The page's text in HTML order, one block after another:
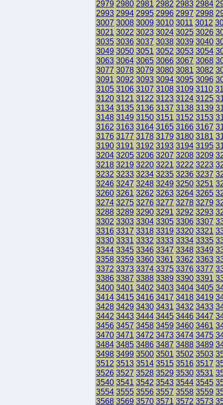
2979 2980 2981 2982 2983 2984
2993 2994 2995 2996 2997 2998
3007 3008 3009 3010 3011 3012
3021 3022 3023 3024 3025 3026
3035 3036 3037 3038 3039 3040
3049 3050 3051 3052 3053 3054
3063 3064 3065 3066 3067 3068
3077 3078 3079 3080 3081 3082
3091 3092 3093 3094 3095 3096
3105 3106 3107 3108 3109 3110
3120 3121 3122 3123 3124 3125
3134 3135 3136 3137 3138 3139
3148 3149 3150 3151 3152 3153
3162 3163 3164 3165 3166 3167
3176 3177 3178 3179 3180 3181
3190 3191 3192 3193 3194 3195
3204 3205 3206 3207 3208 3209
3218 3219 3220 3221 3222 3223
3232 3233 3234 3235 3236 3237
3246 3247 3248 3249 3250 3251
3260 3261 3262 3263 3264 3265
3274 3275 3276 3277 3278 3279
3288 3289 3290 3291 3292 3293
3302 3303 3304 3305 3306 3307
3316 3317 3318 3319 3320 3321
3330 3331 3332 3333 3334 3335
3344 3345 3346 3347 3348 3349
3358 3359 3360 3361 3362 3363
3372 3373 3374 3375 3376 3377
3386 3387 3388 3389 3390 3391
3400 3401 3402 3403 3404 3405
3414 3415 3416 3417 3418 3419
3428 3429 3430 3431 3432 3433
3442 3443 3444 3445 3446 3447
3456 3457 3458 3459 3460 3461
3470 3471 3472 3473 3474 3475
3484 3485 3486 3487 3488 3489
3498 3499 3500 3501 3502 3503
3512 3513 3514 3515 3516 3517
3526 3527 3528 3529 3530 3531
3540 3541 3542 3543 3544 3545
3554 3555 3556 3557 3558 3559
3568 3569 3570 3571 3572 3573